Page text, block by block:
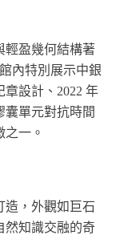
輕盈幾何結構著
內特別展示中銀
設計、2022 年
囊單元對抗時間
一。
造，外觀如巨石
然知識交融的奇